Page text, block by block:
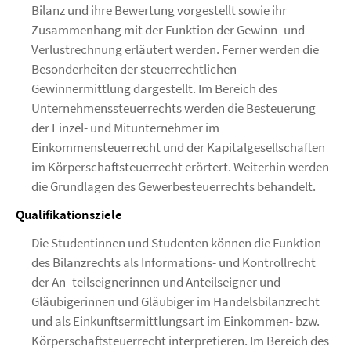
Bilanz und ihre Bewertung vorgestellt sowie ihr
Zusammenhang mit der Funktion der Gewinn- und
Verlustrechnung erläutert werden. Ferner werden die
Besonderheiten der steuerrechtlichen
Gewinnermittlung dargestellt. Im Bereich des
Unternehmenssteuerrechts werden die Besteuerung
der Einzel- und Mitunternehmer im
Einkommensteuerrecht und der Kapitalgesellschaften
im Körperschaftsteuerrecht erörtert. Weiterhin werden
die Grundlagen des Gewerbesteuerrechts behandelt.
Qualifikationsziele
Die Studentinnen und Studenten können die Funktion
des Bilanzrechts als Informations- und Kontrollrecht
der An- teilseignerinnen und Anteilseigner und
Gläubigerinnen und Gläubiger im Handelsbilanzrecht
und als Einkunftsermittlungsart im Einkommen- bzw.
Körperschaftsteuerrecht interpretieren. Im Bereich des